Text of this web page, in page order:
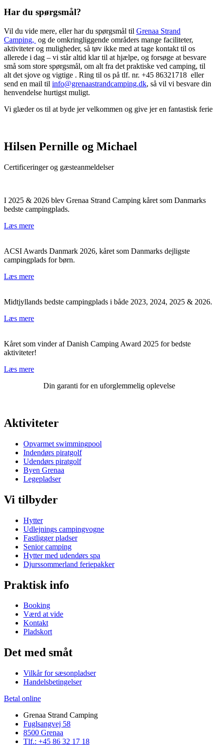
Har du spørgsmål?
Vil du vide mere, eller har du spørgsmål til Grenaa Strand
Camping, og de omkringliggende områders mange faciliteter,
aktiviteter og muligheder, så tøv ikke med at tage kontakt til os
allerede i dag – vi står altid klar til at hjælpe, og forsøge at besvare
små som store spørgsmål, om alt fra det praktiske ved camping, til
alt det sjove og vigtige . Ring til os på tlf. nr. +45 86321718 eller
send en mail til info@grenaastrandcamping.dk, så vil vi besvare din
henvendelse hurtigst muligt.
Vi glæder os til at byde jer velkommen og give jer en fantastisk ferie
Hilsen Pernille og Michael
Certificeringer og gæsteanmeldelser
I 2025 & 2026 blev Grenaa Strand Camping kåret som Danmarks
bedste campingplads.
Læs mere
ACSI Awards Danmark 2026, kåret som Danmarks dejligste
campingplads for børn.
Læs mere
Midtjyllands bedste campingplads i både 2023, 2024, 2025 & 2026.
Læs mere
Kåret som vinder af Danish Camping Award 2025 for bedste
aktiviteter!
Læs mere
Din garanti for en uforglemmelig oplevelse
Aktiviteter
Opvarmet swimmingpool
Indendørs piratgolf
Udendørs piratgolf
Byen Grenaa
Legepladser
Vi tilbyder
Hytter
Udlejnings campingvogne
Fastligger pladser
Senior camping
Hytter med udendørs spa
Djurssommerland feriepakker
Praktisk info
Booking
Værd at vide
Kontakt
Pladskort
Det med småt
Vilkår for sæsonpladser
Handelsbetingelser
Betal online
Grenaa Strand Camping
Fuglsangvej 58
8500 Grenaa
Tlf.: +45 86 32 17 18